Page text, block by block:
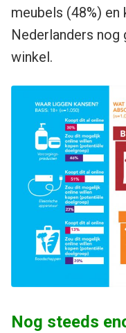
meubels (48%) en
Nederlanders nog
winkel.
Nog steeds